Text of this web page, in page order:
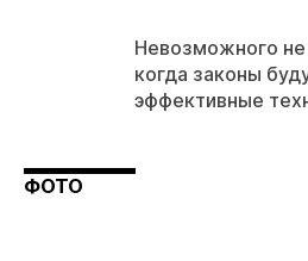
Невозможного
когда законы
эффективные
ФОТО